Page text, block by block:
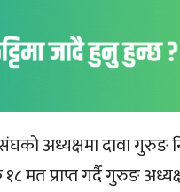
अध्यक्षमा दावा गुरुङ
प्राप्त गर्दै गुरुङ